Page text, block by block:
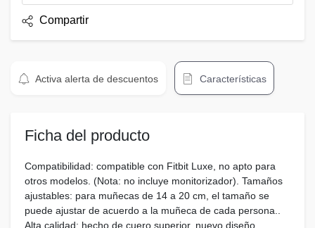
Compartir
Activa alerta de descuentos Características
Ficha del producto
Compatibilidad: compatible con Fitbit Luxe, no apto para
otros modelos. (Nota: no incluye monitorizador). Tamaños
ajustables: para muñecas de 14 a 20 cm, el tamaño se
puede ajustar de acuerdo a la muñeca de cada persona..
Alta calidad: hecho de cuero superior, nuevo diseño